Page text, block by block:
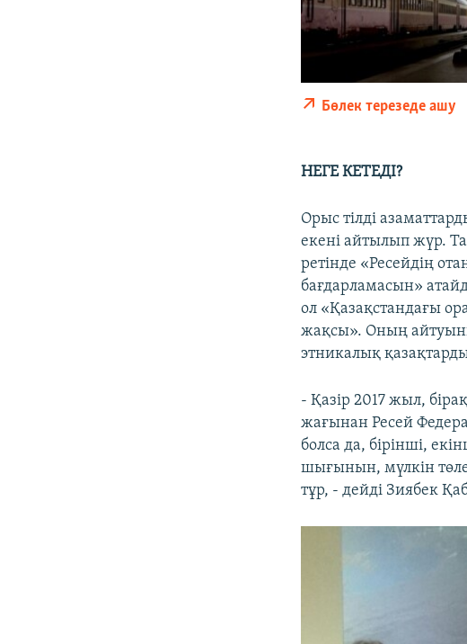
Бөлек терезеде ашу
НЕГЕ КЕТЕДІ?
Орыс тілді
екені айтылып жүр.
ретінде «Ресейдің
бағдарламасын»
ол «Қазақстандағы
жақсы». Оның
этникалық
- Қазір 2017 жыл,
жағынан Ресей
болса да, бірінші,
шығынын, мүлкін
тұр, - дейді Зиябек